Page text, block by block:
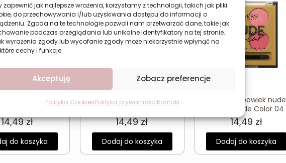
zapewnić jak najlepsze wrażenia, korzystamy z technologii, takich jak pliki
do przechowywania i/lub uzyskiwania dostępu do informacji o
Zgoda na te technologie pozwoli nam przetwarzać dane, takie jak
podczas przeglądania lub unikalne identyfikatory na tej stronie.
wyrażenia zgody lub wycofanie zgody może niekorzystnie wpłynąć na
cechy i funkcje.
Akceptuję Zobacz preferencje
Polityka CookiesPolityka prywatnościKontakt
do powiek nude
14,49zł
do koszyka
Cienie do powiek nude
Revers Nude Color 03
14,49zł
Dodaj do koszyka
Cienie do powiek nude
Revers Nude Color 04
14,49 zł
Dodaj do koszyka